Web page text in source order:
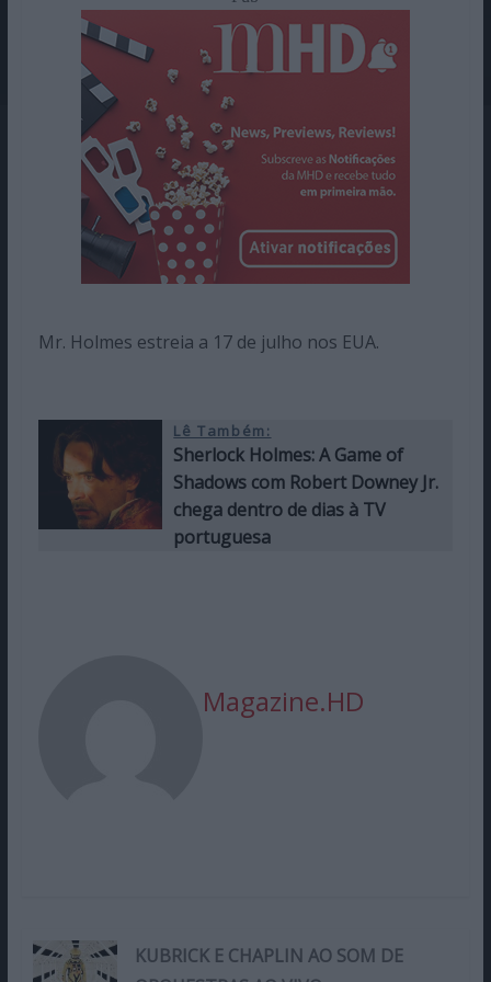
Mr. Holmes estreia a 17 de julho nos EUA.
Lê Também:
Sherlock Holmes: A Game of
Shadows com Robert Downey Jr.
chega dentro de dias à TV
portuguesa
Magazine.HD
KUBRICK E CHAPLIN AO SOM DE